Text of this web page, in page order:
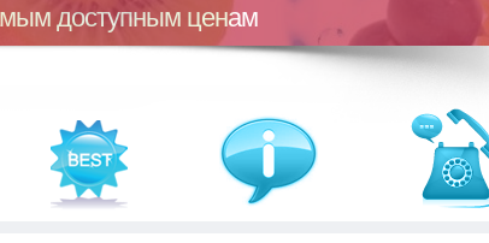
доступным ценам